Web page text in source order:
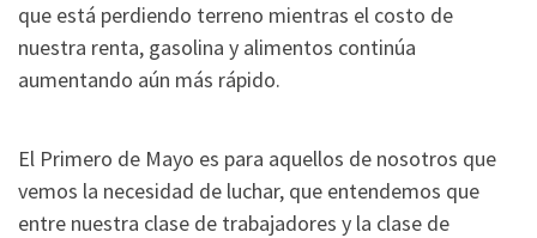
que está perdiendo terreno mientras el costo de
nuestra renta, gasolina y alimentos continúa
aumentando aún más rápido.
El Primero de Mayo es para aquellos de nosotros que
vemos la necesidad de luchar, que entendemos que
entre nuestra clase de trabajadores y la clase de